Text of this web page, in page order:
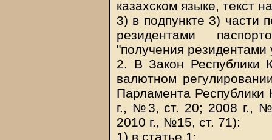
казахском языке, текст
3) в подпункте 3) части
резидентами
"получения резидентами
2. В Закон Республики
валютном
Парламента Республики
г., №3, ст. 20; 2008 г.,
2010 г., №15, ст. 71):
1) в статье 1: